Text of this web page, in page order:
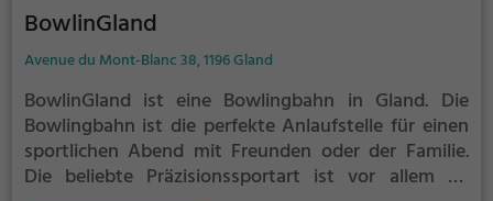
BowlinGland
Avenue du Mont-Blanc 38, 1196 Gland
BowlinGland ist eine Bowlingbahn in Gland. Die
Bowlingbahn ist die perfekte Anlaufstelle für einen
sportlichen Abend mit Freunden oder der Familie.
Die beliebte Präzisionssportart ist vor allem an